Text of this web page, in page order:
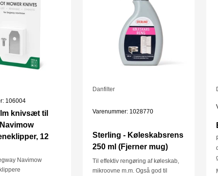
efter brug. Bruger du dagligt kollektiv transport,
end et mundbind. Derfor sælges C-19
to – så har du et i brug, mens det andet er til vask.
garantere dig at C-19 bindet aldrig mister sin
andre Tekstil mundbind kan med sikkerhed garanter
vask og brug.
ikke bruges i mere end 4 sammenhængende timer.
problemer og eller andre vejrtrækningsproblemer,
læge.
106004
knivsæt til
12
Navimow
Danfilter
Varenummer: 1028770
Sterling - Køleskabsrens
250 ml (Fjerner mug)
Til effektiv rengøring af køleskab,
mikroovne m.m. Også god til